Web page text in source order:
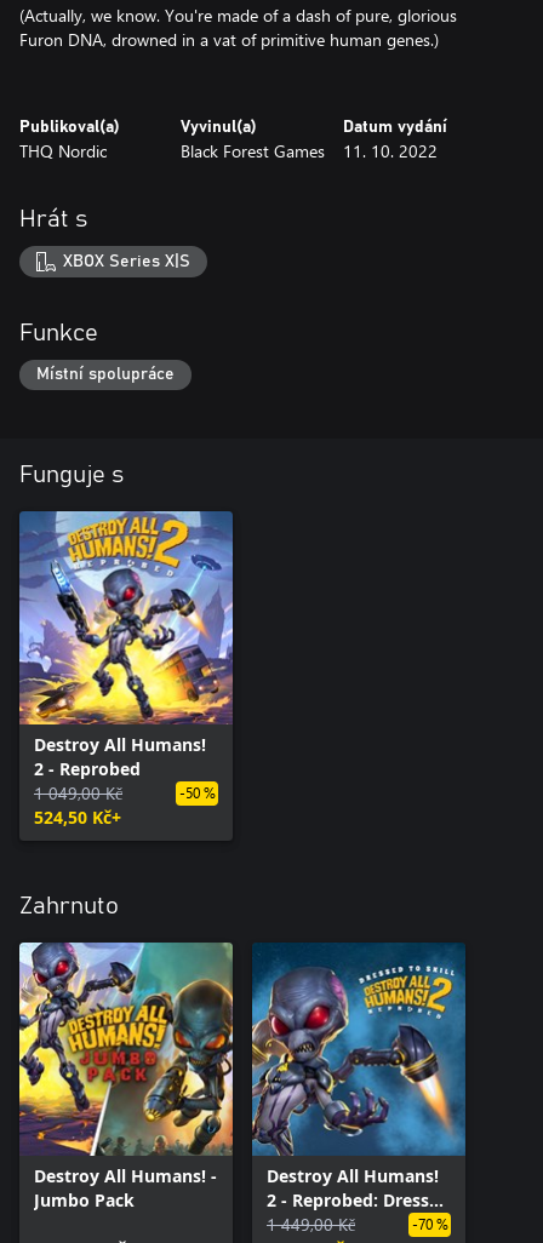
(Actually, we know. You're made of a dash of pure, glorious
Furon DNA, drowned in a vat of primitive human genes.)
Publikoval(a)
THQ Nordic
Vyvinul(a)
Black Forest Games
Datum vydání
11. 10. 2022
Hrát s
XBOX Series X|S
Funkce
Místní spolupráce
Funguje s
Destroy All Humans!
2 - Reprobed
1 049,00 Kč
524,50 Kč+
-50 %
Zahrnuto
Destroy All Humans! -
Jumbo Pack
Destroy All Humans!
2 - Reprobed: Dressed
to Skill Edition
1 449,00 Kč
-70 %